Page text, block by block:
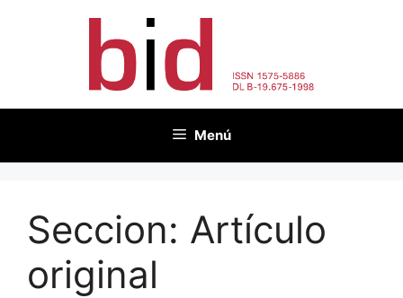
Menú
Seccion: Artículo
original